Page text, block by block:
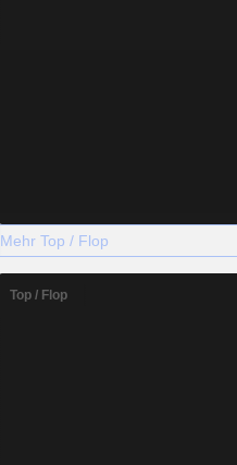
Mehr Top / Flop
Top / Flop